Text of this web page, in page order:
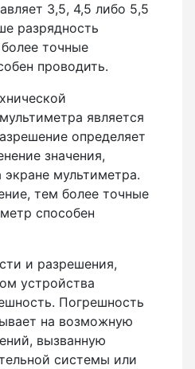
3,5, 4,5 либо 5,5
разрядность
точные
проводить.
является
определяет
значения,
мультиметра.
тем более точные
способен
и разрешения,
устройства
Погрешность
на возможную
вызванную
системы или